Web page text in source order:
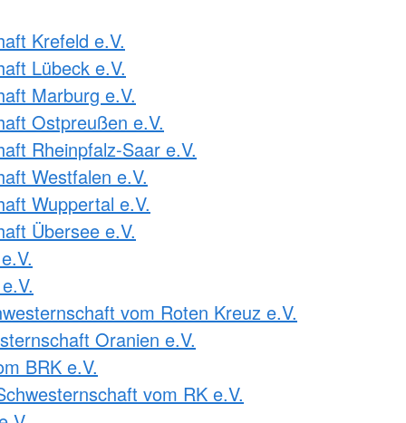
Krefeld e.V.
Lübeck e.V.
Marburg e.V.
Ostpreußen e.V.
Rheinpfalz-Saar e.V.
Westfalen e.V.
Wuppertal e.V.
Übersee e.V.
vom Roten Kreuz e.V.
Oranien e.V.
BRK e.V.
vom RK e.V.